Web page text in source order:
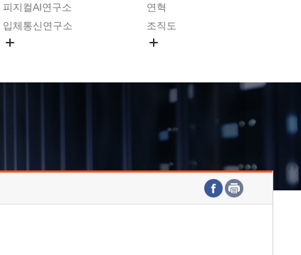
피지컬AI연구소
입체통신연구소
호남권연구본부
기획본부
연혁
조직도
연구원 고객헌장
주요업무연락처